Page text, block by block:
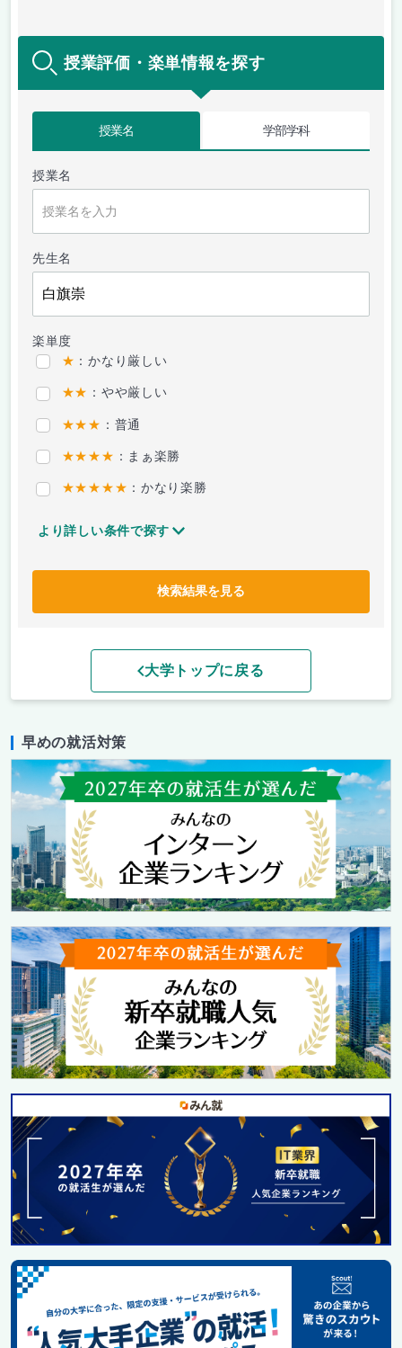
授業評価・楽単情報を探す
授業名 学部学科
授業名
先生名
楽単度
★ ：かなり厳しい
★★ ：やや厳しい
★★★ ：普通
★★★★ ：まぁ楽勝
★★★★★ ：かなり楽勝
より詳しい条件で探す
検索結果を見る
大学トップに戻る
早めの就活対策